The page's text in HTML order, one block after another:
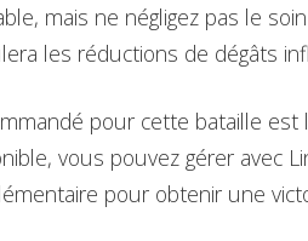
mais ne négligez pas le
les réductions de dégâts
pour cette bataille est
vous pouvez gérer avec
pour obtenir une